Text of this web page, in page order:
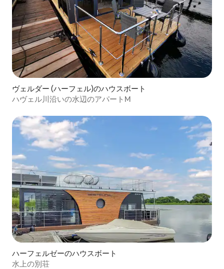
ヴェルダー (ハーフェル)のハウスボート
ハヴェル川沿いの水辺のアパートM
ハーフェルゼーのハウスボート
水上の別荘